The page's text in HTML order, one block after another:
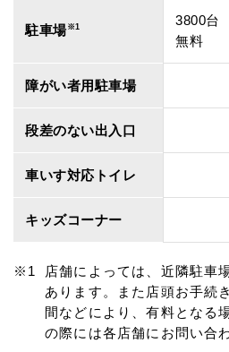
駐車場※1
3800台
無料
障がい者用駐車場
段差のない出入口
車いす対応トイレ
キッズコーナー
店舗によっては、近隣駐車
あります。また店頭お手続
間などにより、有料となる
の際には各店舗にお問い合